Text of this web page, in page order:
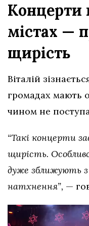
Концерти
містах —
щирість
Віталій
громадах мають
чином не
“Такі концерти
щирість.
дуже зближують
натхнення”, —